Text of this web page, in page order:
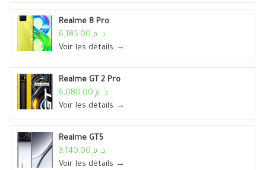
Realme 8 Pro
د. م.6,185.00
Voir les détails →
Realme GT 2 Pro
د. م.6,080.00
Voir les détails →
Realme GT5
د. م.3,140.00
Voir les détails →